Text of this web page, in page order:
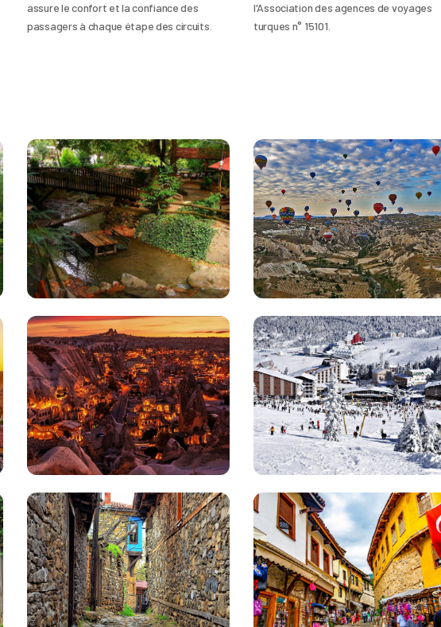
assure le confort et la confiance des
passagers à chaque étape des circuits.
l'Association des agences de voyages
turques n° 15101.